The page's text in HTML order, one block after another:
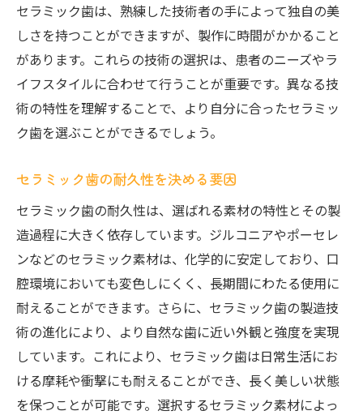
実用的なセラミック歯選びの基準
メンテナンスで差がつくセラミック歯の耐
久性
信頼できる歯科医選びが成功の鍵
成功するセラミック歯治療のために知っておく
セラミック治療の流れとプロセスを理解す
治療前に確認すべき事項
専門家によるカウンセリングの重要性
セラミック治療後のケアとメンテナンス
トラブルを未然に防ぐための注意点
安心して治療を受けるための心構え
セラミック歯は、熟練した技術者の手によって独自の美
しさを持つことができますが、製作に時間がかかること
があります。これらの技術の選択は、患者のニーズやラ
イフスタイルに合わせて行うことが重要です。異なる技
術の特性を理解することで、より自分に合ったセラミッ
ク歯を選ぶことができるでしょう。
セラミック歯の耐久性を決める要因
セラミック歯の耐久性は、選ばれる素材の特性とその製
造過程に大きく依存しています。ジルコニアやポーセレ
ンなどのセラミック素材は、化学的に安定しており、口
腔環境においても変色しにくく、長期間にわたる使用に
耐えることができます。さらに、セラミック歯の製造技
術の進化により、より自然な歯に近い外観と強度を実現
しています。これにより、セラミック歯は日常生活にお
ける摩耗や衝撃にも耐えることができ、長く美しい状態
を保つことが可能です。選択するセラミック素材によっ